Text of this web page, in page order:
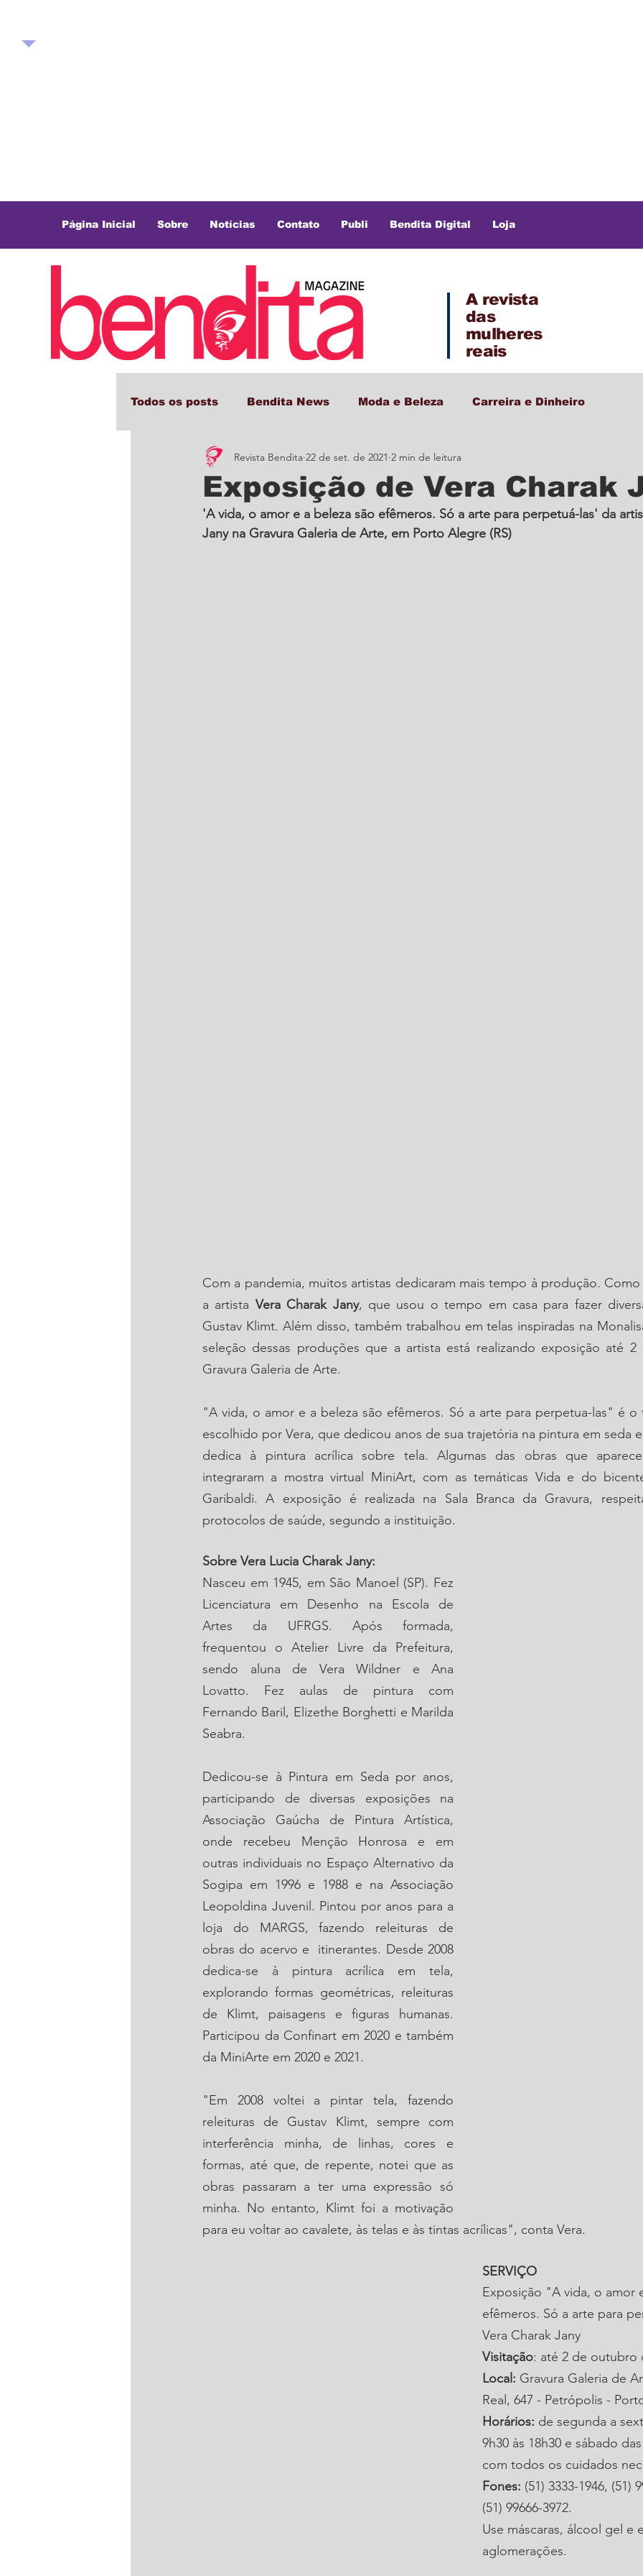
Página Inicial Sobre Notícias Contato Publi Bendita Digital Loja
A revista
das
mulheres
reais
Todos os posts Bendita News Moda e Beleza Carreira e Dinheiro
Comportamento e Cultura Decor + Gastro + Turismo
Exposição de Vera Charak
Revista Bendita 22 de set. de 2021 2 min de leitura
'A vida, o amor e a beleza são efêmeros. Só a arte para perpetuá-las' da
Jany na Gravura Galeria de Arte, em Porto Alegre (RS)
Com a pandemia, muitos artistas dedicaram mais tempo à produção.
a artista Vera Charak Jany, que usou o tempo em casa para fazer
Gustav Klimt. Além disso, também trabalhou em telas inspiradas na
seleção dessas produções que a artista está realizando exposição até
Gravura Galeria de Arte.
"A vida, o amor e a beleza são efêmeros. Só a arte para perpetua-las" é
escolhido por Vera, que dedicou anos de sua trajetória na pintura em seda
dedica à pintura acrílica sobre tela. Algumas das obras que
integraram a mostra virtual MiniArt, com as temáticas Vida e do
Garibaldi. A exposição é realizada na Sala Branca da Gravura,
protocolos de saúde, segundo a instituição.
Sobre Vera Lucia Charak Jany:
Nasceu em 1945, em São Manoel (SP). Fez
Licenciatura em Desenho na Escola de
Artes da UFRGS. Após formada,
frequentou o Atelier Livre da Prefeitura,
sendo aluna de Vera Wildner e Ana
Lovatto. Fez aulas de pintura com
Fernando Baril, Elizethe Borghetti e Marilda
Seabra.
Dedicou-se à Pintura em Seda por anos,
participando de diversas exposições na
Associação Gaúcha de Pintura Artística,
onde recebeu Menção Honrosa e em
outras individuais no Espaço Alternativo da
Sogipa em 1996 e 1988 e na Associação
Leopoldina Juvenil. Pintou por anos para a
loja do MARGS, fazendo releituras de
obras do acervo e  itinerantes. Desde 2008
dedica-se à pintura acrílica em tela,
explorando formas geométricas, releituras
de Klimt, paisagens e figuras humanas.
Participou da Confinart em 2020 e também
da MiniArte em 2020 e 2021.
"Em 2008 voltei a pintar tela, fazendo
releituras de Gustav Klimt, sempre com
interferência minha, de linhas, cores e
formas, até que, de repente, notei que as
obras passaram a ter uma expressão só
minha. No entanto, Klimt foi a motivação
para eu voltar ao cavalete, às telas e às tintas acrílicas", conta Vera.
SERVIÇO
Exposição "A vida, o amor
efêmeros. Só a arte para
Vera Charak Jany
Visitação: até 2 de outubro
Local: Gravura Galeria de
Real, 647 - Petrópolis -
Horários: de segunda a
9h30 às 18h30 e sábado
com todos os cuidados
Fones: (51) 3333-1946, (51)
(51) 99666-3972.
Use máscaras, álcool gel e
aglomerações.